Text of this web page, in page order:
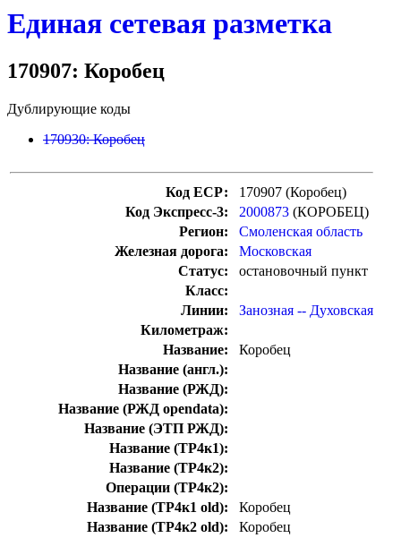
Единая сетевая разметка
170907: Коробец
Дублирующие коды
170930: Коробец
Код ЕСР:
170907 (Коробец)
Код Экспресс-3:
2000873 (КОРОБЕЦ)
Регион:
Смоленская область
Железная дорога:
Московская
Статус:
остановочный пункт
Класс:
Линии:
Занозная -- Духовская
Километраж:
Название:
Коробец
Название (англ.):
Название (РЖД):
Название (РЖД opendata):
Название (ЭТП РЖД):
Название (ТР4к1):
Название (ТР4к2):
Операции (ТР4к2):
Название (ТР4к1 old):
Коробец
Название (ТР4к2 old):
Коробец